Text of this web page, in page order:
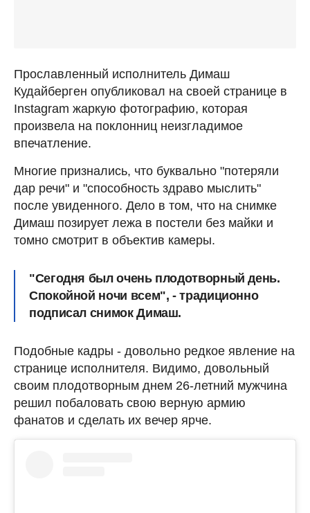
Прославленный исполнитель Димаш
Кудайберген опубликовал на своей странице в
Instagram жаркую фотографию, которая
произвела на поклонниц неизгладимое
впечатление.
Многие признались, что буквально "потеряли
дар речи" и "способность здраво мыслить"
после увиденного. Дело в том, что на снимке
Димаш позирует лежа в постели без майки и
томно смотрит в объектив камеры.
"Сегодня был очень плодотворный день.
Спокойной ночи всем", - традиционно
подписал снимок Димаш.
Подобные кадры - довольно редкое явление на
странице исполнителя. Видимо, довольный
своим плодотворным днем 26-летний мужчина
решил побаловать свою верную армию
фанатов и сделать их вечер ярче.